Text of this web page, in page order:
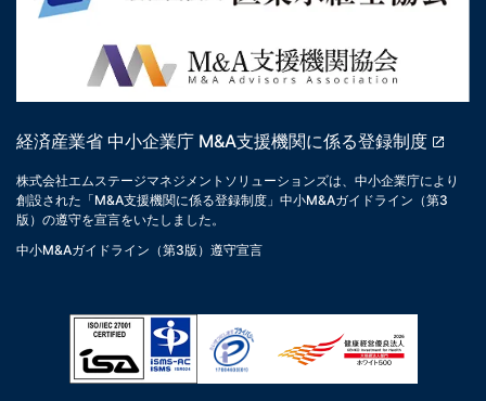
経済産業省 中小企業庁 M&A支援機関に係る登録制度
株式会社エムステージマネジメントソリューションズは、中小企業庁により
創設された「M&A支援機関に係る登録制度」中小M&Aガイドライン（第3
版）の遵守を宣言をいたしました。
中小M&Aガイドライン（第3版）遵守宣言